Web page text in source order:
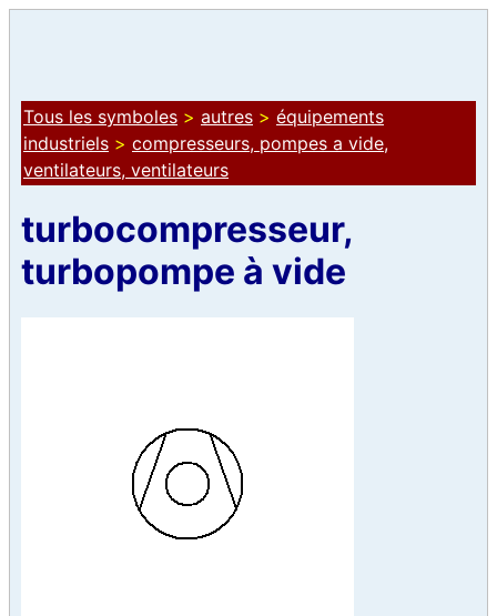
Tous les symboles > autres > équipements
industriels > compresseurs, pompes a vide,
ventilateurs, ventilateurs
turbocompresseur,
turbopompe à vide